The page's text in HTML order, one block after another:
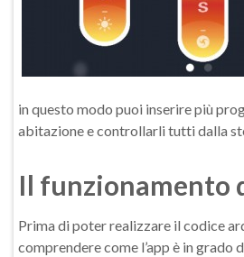
in questo modo puoi inserire più
abitazione e controllarli tutti dalla
Il funzionamento
Prima di poter realizzare il codice
comprendere come l’app è in grado